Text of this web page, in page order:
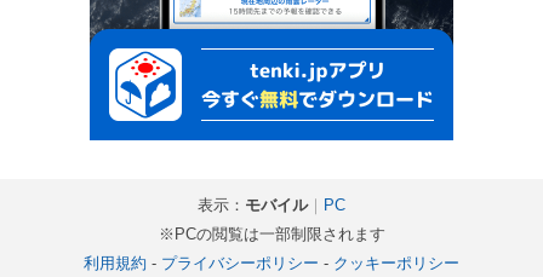
表示： モバイル｜ PC
※PCの閲覧は一部制限されます
利用規約 - プライバシーポリシー - クッキーポリシー